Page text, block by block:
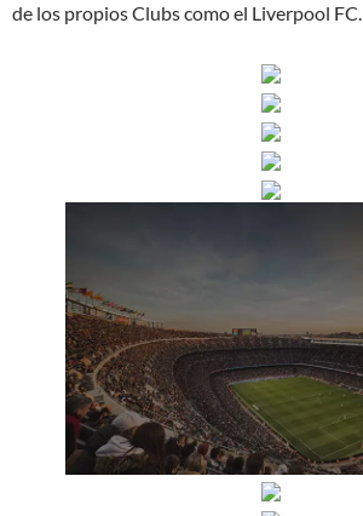
de los propios Clubs como el Liverpool FC.